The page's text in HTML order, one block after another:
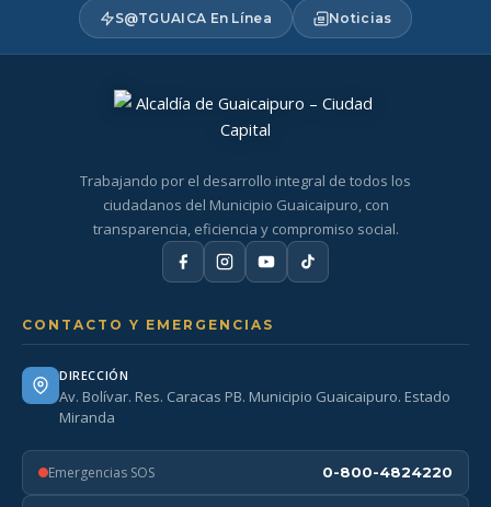
S@TGUAICA En Línea Noticias
Trabajando por el desarrollo integral de todos los
ciudadanos del Municipio Guaicaipuro, con
transparencia, eficiencia y compromiso social.
CONTACTO Y EMERGENCIAS
DIRECCIÓN
Av. Bolívar. Res. Caracas PB. Municipio Guaicaipuro. Estado
Miranda
Emergencias SOS 0-800-4824220